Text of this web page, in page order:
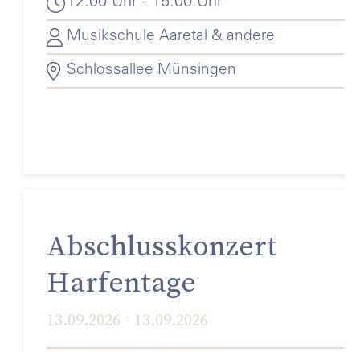
12:00 Uhr - 15:00 Uhr
Musikschule Aaretal & andere
Schlossallee Münsingen
Abschlusskonzert
Harfentage
13.09.2026 - 13.09.2026